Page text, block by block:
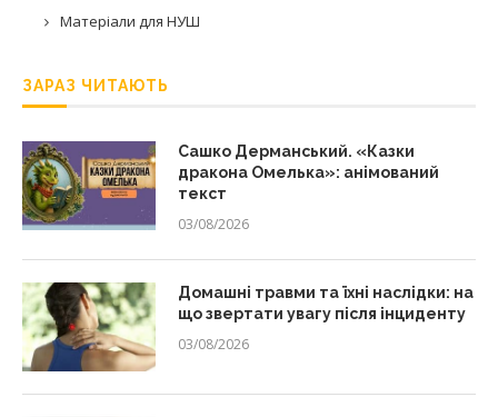
Матеріали для НУШ
ЗАРАЗ ЧИТАЮТЬ
Сашко Дерманський. «Казки
дракона Омелька»: анімований
текст
03/08/2026
Домашні травми та їхні наслідки: на
що звертати увагу після інциденту
03/08/2026